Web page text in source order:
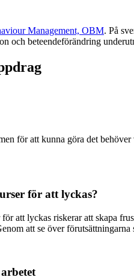
Management, OBM. På
och beteendeförändring
för att kunna göra det
för att lyckas?
att lyckas riskerar att skapa
att se över